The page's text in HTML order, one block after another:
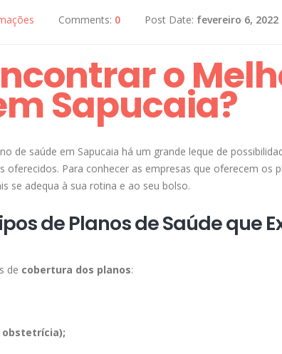
Comments: 0 Post Date: fevereiro 6, 2022
o
Sapucaia?
de saúde em Sapucaia há um grande leque de
oferecidos. Para conhecer as empresas que oferecem os
se adequa à sua rotina e ao seu bolso.
de Planos de Saúde que
de cobertura dos planos:
obstetrícia);